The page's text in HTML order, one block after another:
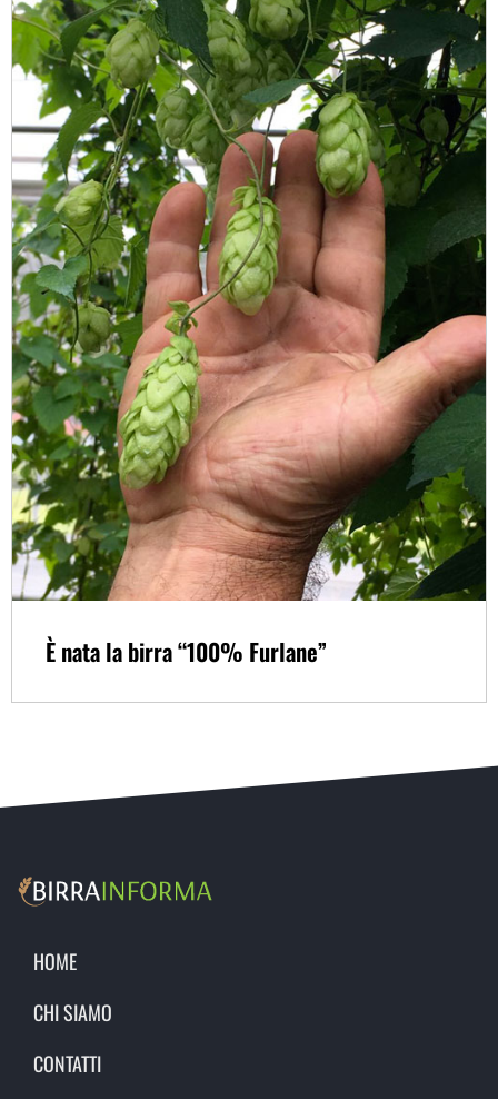
È nata la birra “100% Furlane”
HOME
CHI SIAMO
CONTATTI